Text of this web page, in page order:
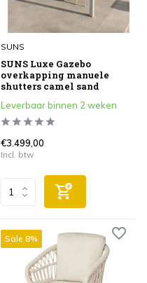
SUNS
SUNS Luxe Gazebo
overkapping manuele
shutters camel sand
Leverbaar binnen 2 weken
€3.499,00
Incl. btw
Sale 8%